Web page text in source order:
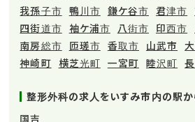
我孫子市
鴨川市 鎌ケ谷市 君津市
四街道市
袖ケ浦市 八街市 印西市
南房総市
匝瑳市 香取市 山武市
神崎町
横芝光町 一宮町 睦沢町
整形外科の求人をいすみ市内の駅か
国吉